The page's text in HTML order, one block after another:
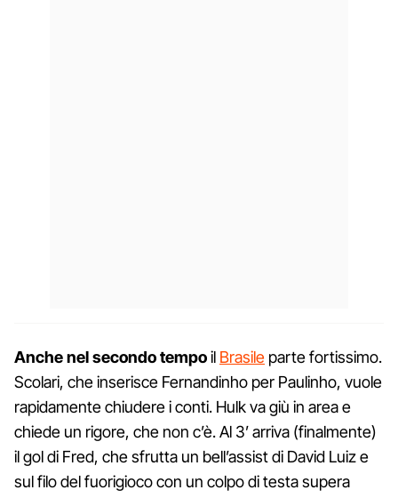
Anche nel secondo tempoil Brasile parte fortissimo.
Scolari, che inserisce Fernandinho per Paulinho, vuole
rapidamente chiudere i conti. Hulk va giù in area e
chiede un rigore, che non c’è. Al 3’ arriva (finalmente)
il gol di Fred, che sfrutta un bell’assist di David Luiz e
sul filo del fuorigioco con un colpo di testa supera